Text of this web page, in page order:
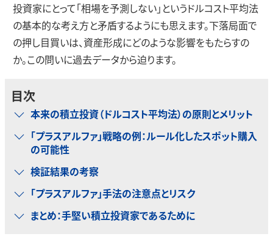
投資家にとって「相場を予測しない」というドルコスト平均法
の基本的な考え方と矛盾するようにも思えます。下落局面で
の押し目買いは、資産形成にどのような影響をもたらすの
か。この問いに過去データから迫ります。
目次
本来の積立投資（ドルコスト平均法）の原則とメリット
「プラスアルファ」戦略の例：ルール化したスポット購入
の可能性
検証結果の考察
「プラスアルファ」手法の注意点とリスク
まとめ：手堅い積立投資家であるために